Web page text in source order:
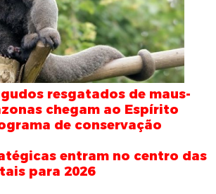
resgatados de maus-
chegam ao Espírito
de conservação
entram no centro das
para 2026